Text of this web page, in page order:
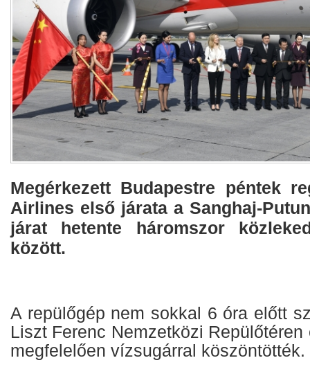
Megérkezett Budapestre péntek
Airlines első járata a Sanghaj-
járat hetente háromszor
között.
A repülőgép nem sokkal 6 óra előtt
Liszt Ferenc Nemzetközi
megfelelően vízsugárral köszöntötték.